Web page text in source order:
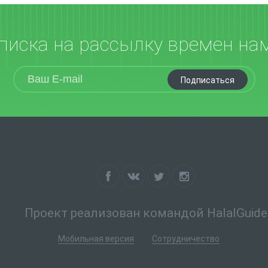
на рассылку времен
Подписаться
Проект реализован командой HalalGuide
Мобильная версия Сотрудничество